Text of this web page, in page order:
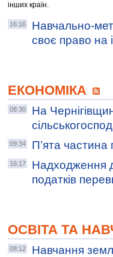
інших країн.
16:16
Навчально-
своє право на
ЕКОНОМІКА
08:30
На
09:34 П’ята частина
16:17
Надходження
податків
ОСВІТА ТА
08:12
Навчання